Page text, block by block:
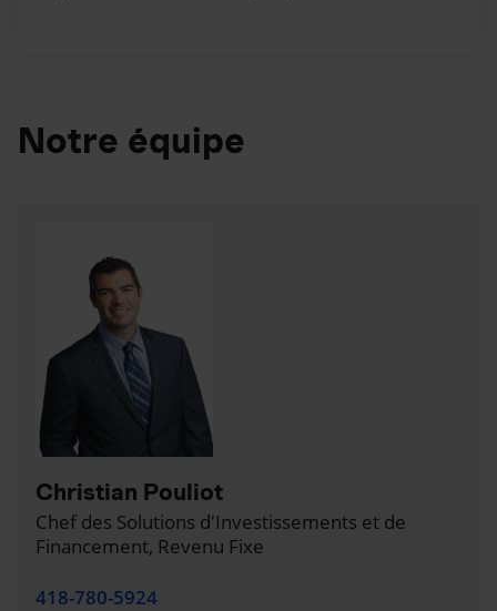
Notre équipe
Christian Pouliot
Chef des Solutions d'Investissements et de
Financement, Revenu Fixe
418-780-5924